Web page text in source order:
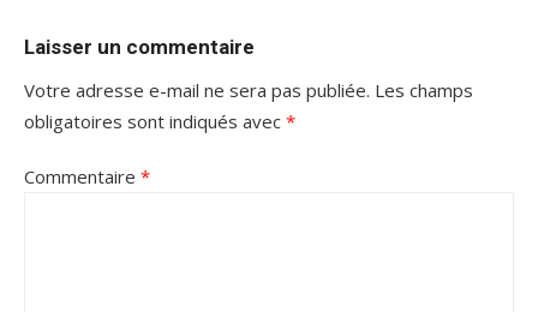
Laisser un commentaire
Votre adresse e-mail ne sera pas publiée. Les champs
obligatoires sont indiqués avec *
Commentaire *